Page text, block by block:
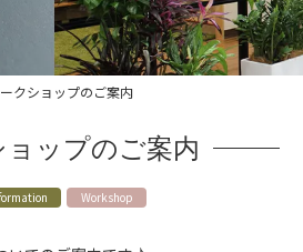
ホーム
オンラインストア
人の方はこちらへ
イベント
クショップのご案内
ップのご案内
Workshop